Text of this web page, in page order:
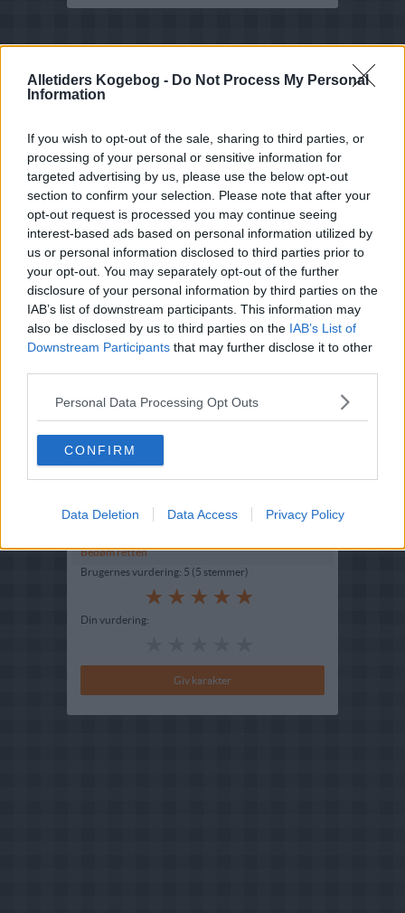
Alletiders Kogebog - Do Not Process My Personal
Information
If you wish to opt-out of the sale, sharing to third parties, or
processing of your personal or sensitive information for
targeted advertising by us, please use the below opt-out
section to confirm your selection. Please note that after your
opt-out request is processed you may continue seeing
interest-based ads based on personal information utilized by
us or personal information disclosed to third parties prior to
your opt-out. You may separately opt-out of the further
disclosure of your personal information by third parties on the
IAB’s list of downstream participants. This information may
also be disclosed by us to third parties on the IAB’s List of
Downstream Participants that may further disclose it to other
Personal Data Processing Opt Outs
CONFIRM
Data Deletion Data Access Privacy Policy
Hovedingrediens :Rodfrugter- Kartofler
Fryseegnet : Ikke fryseegnet
Indsendt af : plet
Bedøm retten
Brugernes vurdering: 5 (5 stemmer)
Din vurdering: